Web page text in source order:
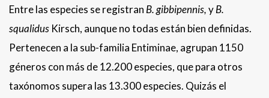
Entre las especies se registran B. gibbipennis,yB.
squalidus Kirsch, aunque no todas están bien definidas.
Pertenecen a la sub-familia Entiminae, agrupan 1150
géneros con más de 12.200 especies, que para otros
taxónomos supera las 13.300 especies. Quizás el